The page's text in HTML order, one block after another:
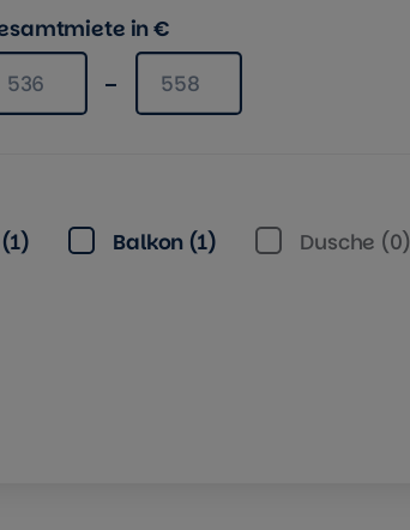
in €
in € mindestens
Gesamtmiete in € maximal
Balkon (1) Dusche (0)